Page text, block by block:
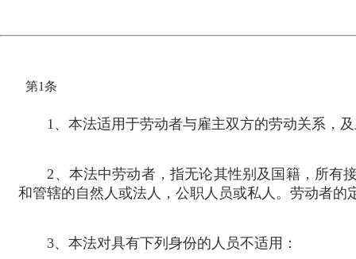
第1条
1、本法适用于劳动者与雇主双方的劳动关系，
2 、本法中劳动者，指无论其性别及国籍，所有
和管辖的自然人或法人，公职人员或私人。劳动者的
3、本法对具有下列身份的人员不适用：